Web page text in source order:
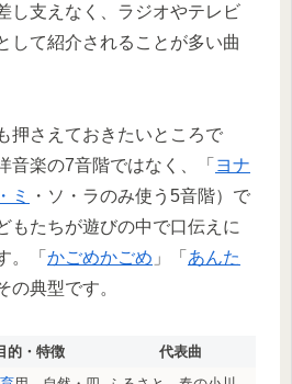
し支えなく、ラジオやテレビ
して紹介されることが多い曲
押さえておきたいところで
音楽の7音階ではなく、「 ヨナ
ミ
・ソ・ラのみ使う5音階）で
もたちが遊びの中で口伝えに
。「 かごめかごめ 」「 あんた
の典型です。
的・特徴
代表曲